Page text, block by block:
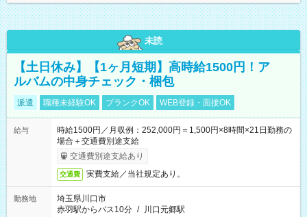
未読
【土日休み】【1ヶ月短期】高時給1500円！ア
ルバムの中身チェック・梱包
派遣 職種未経験OK ブランクOK WEB登録・面接OK
給与
時給1500円／月収例：252,000円＝1,500円×8時間×21日勤務の
場合＋交通費別途支給
交通費別途支給あり
交通費 実費支給／当社規定あり。
勤務地
埼玉県川口市
赤羽駅からバス10分 / 川口元郷駅